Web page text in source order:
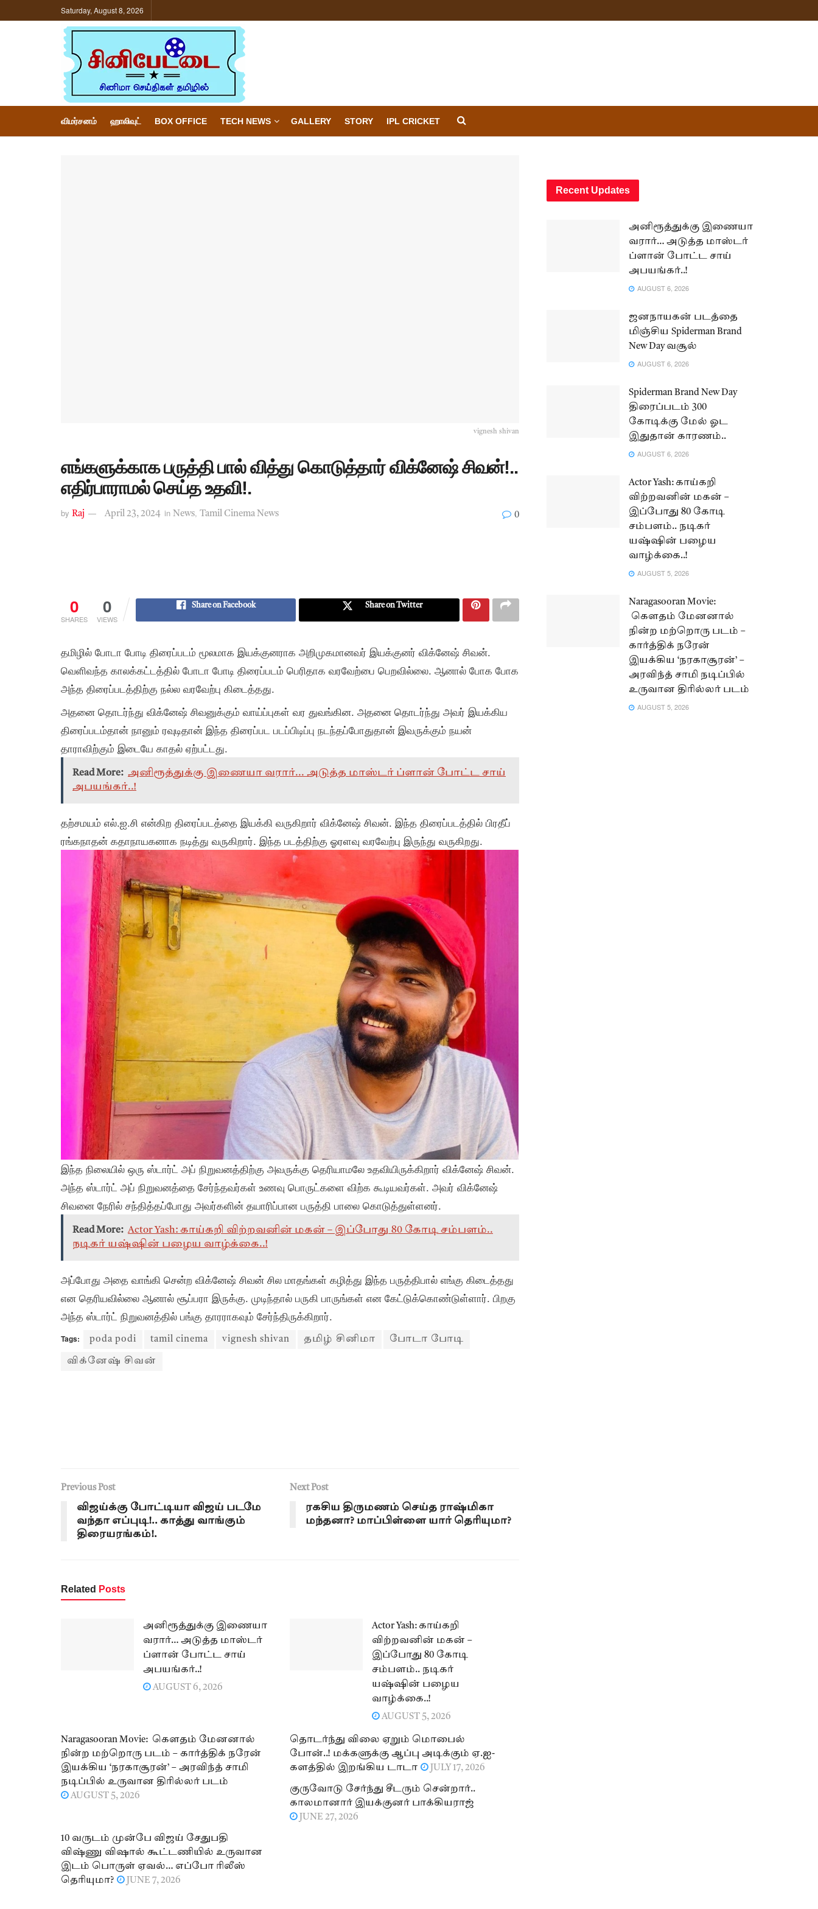
Saturday, August 8, 2026
விமர்சனம் ஹாலிவுட் BOX OFFICE TECH NEWS GALLERY STORY IPL CRICKET
vignesh shivan
எங்களுக்காக பருத்தி பால் வித்து கொடுத்தார் விக்னேஷ் சிவன்!..
எதிர்பாராமல் செய்த உதவி!.
by Raj April 23, 2024 in News, Tamil Cinema News 0
0
SHARES
0
VIEWS
Share on Facebook Share on Twitter
தமிழில் போடா போடி திரைப்படம் மூலமாக இயக்குனராக அறிமுகமானவர் இயக்குனர் விக்னேஷ் சிவன்.
வெளிவந்த காலக்கட்டத்தில் போடா போடி திரைப்படம் பெரிதாக வரவேற்பை பெறவில்லை. ஆனால் போக போக
அந்த திரைப்படத்திற்கு நல்ல வரவேற்பு கிடைத்தது.
அதனை தொடர்ந்து விக்னேஷ் சிவனுக்கும் வாய்ப்புகள் வர துவங்கின. அதனை தொடர்ந்து அவர் இயக்கிய
திரைப்படம்தான் நானும் ரவுடிதான் இந்த திரைப்பட படப்பிடிப்பு நடந்தப்போதுதான் இவருக்கும் நயன்
தாராவிற்கும் இடையே காதல் ஏற்பட்டது.
Read More: அனிரூத்துக்கு இணையா வரார்... அடுத்த மாஸ்டர் ப்ளான் போட்ட சாய்
அபயங்கர்..!
தற்சமயம் எல்.ஐ.சி என்கிற திரைப்படத்தை இயக்கி வருகிறார் விக்னேஷ் சிவன். இந்த திரைப்படத்தில் பிரதீப்
ரங்கநாதன் கதாநாயகனாக நடித்து வருகிறார். இந்த படத்திற்கு ஓரளவு வரவேற்பு இருந்து வருகிறது.
இந்த நிலையில் ஒரு ஸ்டார்ட் அப் நிறுவனத்திற்கு அவருக்கு தெரியாமலே உதவியிருக்கிறார் விக்னேஷ் சிவன்.
அந்த ஸ்டார்ட் அப் நிறுவனத்தை சேர்ந்தவர்கள் உணவு பொருட்களை விற்க கூடியவர்கள். அவர் விக்னேஷ்
சிவனை நேரில் சந்தித்தப்போது அவர்களின் தயாரிப்பான பருத்தி பாலை கொடுத்துள்ளனர்.
Read More: Actor Yash: காய்கறி விற்றவனின் மகன் – இப்போது 80 கோடி சம்பளம்..
நடிகர் யஷ்ஷின் பழைய வாழ்க்கை..!
அப்போது அதை வாங்கி சென்ற விக்னேஷ் சிவன் சில மாதங்கள் கழித்து இந்த பருத்திபால் எங்கு கிடைத்தது
என தெரியவில்லை ஆனால் சூப்பரா இருக்கு. முடிந்தால் பருகி பாருங்கள் என கேட்டுக்கொண்டுள்ளார். பிறகு
அந்த ஸ்டார்ட் நிறுவனத்தில் பங்கு தாரராகவும் சேர்ந்திருக்கிறார்.
Tags: poda podi tamil cinema vignesh shivan தமிழ் சினிமா போடா போடி
விக்னேஷ் சிவன்
Previous Post
விஜய்க்கு போட்டியா விஜய் படமே
வந்தா எப்புடி!.. காத்து வாங்கும்
திரையரங்கம்!.
Next Post
ரகசிய திருமணம் செய்த ராஷ்மிகா
மந்தனா? மாப்பிள்ளை யார் தெரியுமா?
Related Posts
அனிரூத்துக்கு இணையா
வரார்… அடுத்த மாஸ்டர்
ப்ளான் போட்ட சாய்
அபயங்கர்..!
AUGUST 6, 2026
Actor Yash: காய்கறி
விற்றவனின் மகன் –
இப்போது 80 கோடி
சம்பளம்.. நடிகர்
யஷ்ஷின் பழைய
வாழ்க்கை..!
AUGUST 5, 2026
Naragasooran Movie: கௌதம் மேனனால்
நின்ற மற்றொரு படம் – கார்த்திக் நரேன்
இயக்கிய ‘நரகாசூரன்’ – அரவிந்த் சாமி
நடிப்பில் உருவான திரில்லர் படம்
AUGUST 5, 2026
தொடர்ந்து விலை ஏறும் மொபைல்
போன்..! மக்களுக்கு ஆப்பு அடிக்கும் ஏ.ஐ-
களத்தில் இறங்கிய டாடா
JULY 17, 2026
குருவோடு சேர்ந்து சீடரும் சென்றார்..
காலமானார் இயக்குனர் பாக்கியராஜ்
JUNE 27, 2026
10 வருடம் முன்பே விஜய் சேதுபதி
விஷ்ணு விஷால் கூட்டணியில் உருவான
இடம் பொருள் ஏவல்… எப்போ ரிலீஸ்
தெரியுமா?
JUNE 7, 2026
Recent Updates
அனிரூத்துக்கு இணையா
வரார்… அடுத்த மாஸ்டர்
ப்ளான் போட்ட சாய்
அபயங்கர்..!
AUGUST 6, 2026
ஜனநாயகன் படத்தை
மிஞ்சிய Spiderman Brand
New Day வசூல்
AUGUST 6, 2026
Spiderman Brand New Day
திரைப்படம் 300
கோடிக்கு மேல் ஓட
இதுதான் காரணம்..
AUGUST 6, 2026
Actor Yash: காய்கறி
விற்றவனின் மகன் –
இப்போது 80 கோடி
சம்பளம்.. நடிகர்
யஷ்ஷின் பழைய
வாழ்க்கை..!
AUGUST 5, 2026
Naragasooran Movie:
கௌதம் மேனனால்
நின்ற மற்றொரு படம் –
கார்த்திக் நரேன்
இயக்கிய ‘நரகாசூரன்’ –
அரவிந்த் சாமி நடிப்பில்
உருவான திரில்லர் படம்
AUGUST 5, 2026